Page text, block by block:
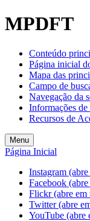
Welcome
to
One
Accessibility
screen
reader.
start
All
in
One
Accessibility
screen
reader,
press
"Ctrl
MPDFT
Conteúdo
Página inicial
Mapa das
Campo de
Navegação da
Informações
Recursos de
Menu
Página Inicial
Instagram
Facebook
Flickr (abre em
Twitter (abre
YouTube (abre